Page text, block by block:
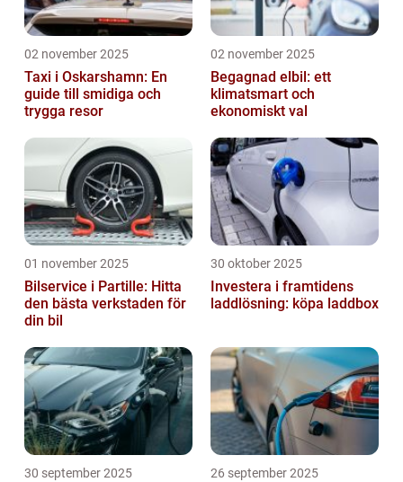
02 november 2025
Taxi i Oskarshamn: En
guide till smidiga och
trygga resor
02 november 2025
Begagnad elbil: ett
klimatsmart och
ekonomiskt val
01 november 2025
Bilservice i Partille: Hitta
den bästa verkstaden för
din bil
30 oktober 2025
Investera i framtidens
laddlösning: köpa laddbox
30 september 2025 26 september 2025